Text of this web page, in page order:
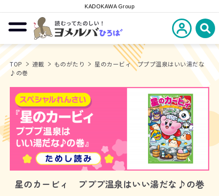
KADOKAWA Group
メニューを開閉する
読むってたのしい！
ヨメルバひろば
新規会員登
検
TOP 連載 ものがたり
星のカービィ プププ温泉はいい湯だな
♪の巻
星のカービィ プププ温泉はいい湯だな♪の巻